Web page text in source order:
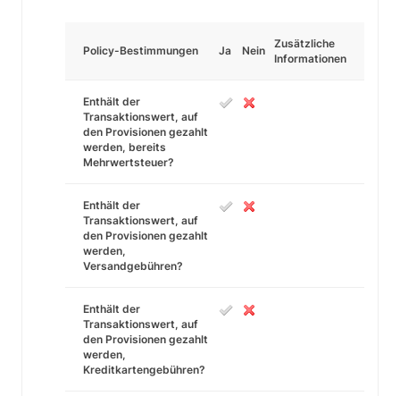
Policy-Bestimmungen Ja Nein
Zusätzliche
Informationen
Enthält der
Transaktionswert, auf
den Provisionen gezahlt
werden, bereits
Mehrwertsteuer?
Enthält der
Transaktionswert, auf
den Provisionen gezahlt
werden,
Versandgebühren?
Enthält der
Transaktionswert, auf
den Provisionen gezahlt
werden,
Kreditkartengebühren?